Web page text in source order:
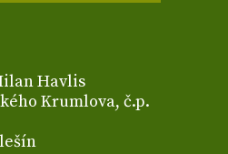
Havlis
Krumlova, č.p.